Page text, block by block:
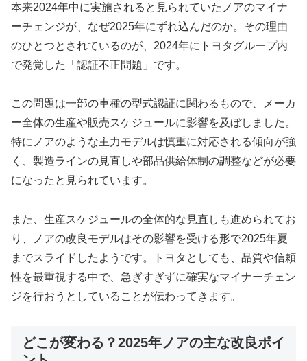
本来2024年中に実施されると見られていたノアのマイナ
ーチェンジが、なぜ2025年にずれ込んだのか。その理由
のひとつとされているのが、2024年にトヨタグループ内
で発覚した「認証不正問題」です。
この問題は一部の車種の型式認証に関わるもので、メーカ
ー全体の生産や販売スケジュールに影響を及ぼしました。
特にノアのような主力モデルは慎重に対応される傾向が強
く、製造ラインの見直しや部品供給体制の調整などが必要
になったと見られています。
また、生産スケジュールの全体的な見直しも進められてお
り、ノアの改良モデルはその影響を受ける形で2025年夏
までスライドしたようです。トヨタとしても、品質や信頼
性を最重視する中で、急ぎすぎずに確実なマイナーチェン
ジを行おうとしていることが伝わってきます。
どこが変わる？2025年ノアの主な改良ポイ